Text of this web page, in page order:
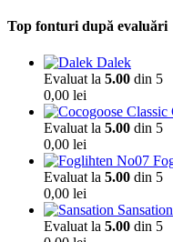
Top fonturi după evaluări
Dalek
Evaluat la 5.00 din 5
0,00 lei
Evaluat la 5.00 din 5
0,00 lei
Evaluat la 5.00 din 5
0,00 lei
Sansation
Evaluat la 5.00 din 5